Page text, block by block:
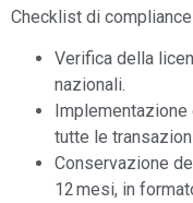
Checklist di
Verifica della
nazionali.
Implementazione
tutte le
Conservazione
12 mesi, in